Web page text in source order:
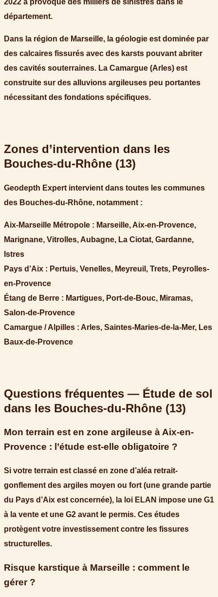
département.
Dans la région de Marseille, la géologie est dominée par
des calcaires fissurés avec des karsts pouvant abriter
des cavités souterraines. La Camargue (Arles) est
construite sur des alluvions argileuses peu portantes
nécessitant des fondations spécifiques.
Zones d’intervention dans les
Bouches-du-Rhône (13)
Geodepth Expert intervient dans toutes les communes
des Bouches-du-Rhône, notamment :
Aix-Marseille Métropole : Marseille, Aix-en-Provence,
Marignane, Vitrolles, Aubagne, La Ciotat, Gardanne,
Istres
Pays d’Aix : Pertuis, Venelles, Meyreuil, Trets, Peyrolles-
en-Provence
Étang de Berre : Martigues, Port-de-Bouc, Miramas,
Salon-de-Provence
Camargue / Alpilles : Arles, Saintes-Maries-de-la-Mer, Les
Baux-de-Provence
Questions fréquentes — Étude de sol
dans les Bouches-du-Rhône (13)
Mon terrain est en zone argileuse à Aix-en-
Provence : l’étude est-elle obligatoire ?
Si votre terrain est classé en zone d’aléa retrait-
gonflement des argiles moyen ou fort (une grande partie
du Pays d’Aix est concernée), la loi ELAN impose une G1
à la vente et une G2 avant le permis. Ces études
protègent votre investissement contre les fissures
structurelles.
Risque karstique à Marseille : comment le
gérer ?